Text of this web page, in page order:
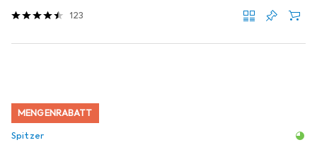
123
MENGENRABATT
Spitzer